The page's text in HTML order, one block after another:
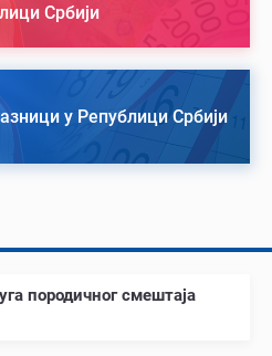
Србији
у Републици Србији
породичног смештаја